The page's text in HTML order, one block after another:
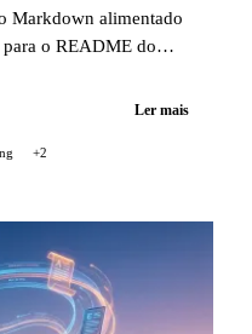
Markdown alimentado
o README do
Ler mais
+2